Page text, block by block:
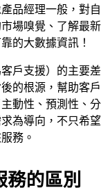
品經理一般，對
場嗅覺、了解最
的大數據資訊！
戶支援）的主要
的根源，幫助客
動性、預測性、分
為導向，不只希
務。